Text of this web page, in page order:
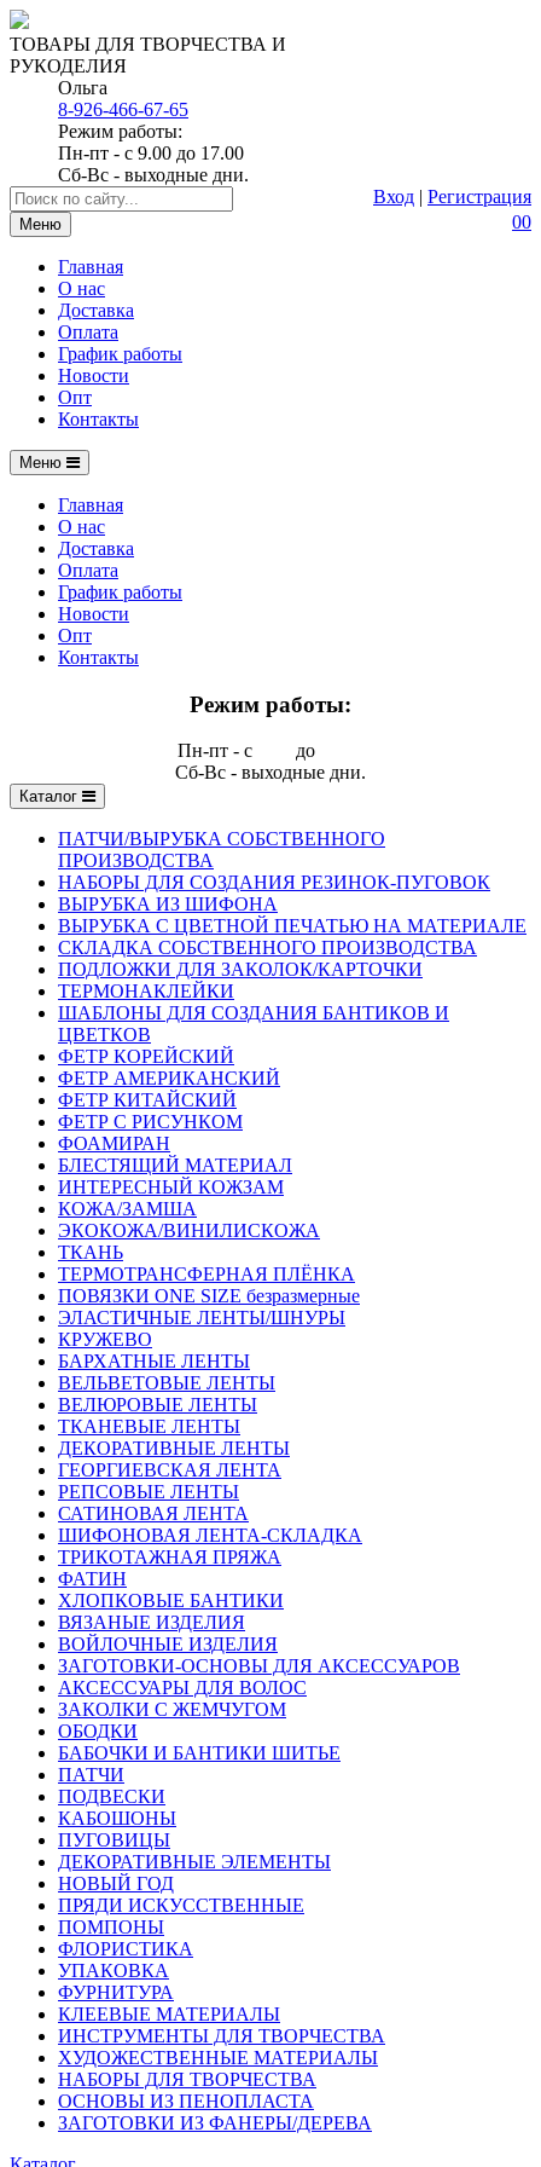
ТОВАРЫ ДЛЯ ТВОРЧЕСТВА И
РУКОДЕЛИЯ
Ольга
8-926-466-67-65
Режим работы:
Пн-пт - с 9.00 до 17.00
Сб-Вс - выходные дни.
Вход | Регистрация
0
0
Меню
Главная
О нас
Доставка
Оплата
График работы
Новости
Опт
Контакты
Меню
Главная
О нас
Доставка
Оплата
График работы
Новости
Опт
Контакты
Режим работы:
Пн-пт - с до
Сб-Вс - выходные дни.
Каталог
ПАТЧИ/ВЫРУБКА СОБСТВЕННОГО
ПРОИЗВОДСТВА
НАБОРЫ ДЛЯ СОЗДАНИЯ РЕЗИНОК-ПУГОВОК
ВЫРУБКА ИЗ ШИФОНА
ВЫРУБКА С ЦВЕТНОЙ ПЕЧАТЬЮ НА МАТЕРИАЛЕ
СКЛАДКА СОБСТВЕННОГО ПРОИЗВОДСТВА
ПОДЛОЖКИ ДЛЯ ЗАКОЛОК/КАРТОЧКИ
ТЕРМОНАКЛЕЙКИ
ШАБЛОНЫ ДЛЯ СОЗДАНИЯ БАНТИКОВ И
ЦВЕТКОВ
ФЕТР КОРЕЙСКИЙ
ФЕТР АМЕРИКАНСКИЙ
ФЕТР КИТАЙСКИЙ
ФЕТР С РИСУНКОМ
ФОАМИРАН
БЛЕСТЯЩИЙ МАТЕРИАЛ
ИНТЕРЕСНЫЙ КОЖЗАМ
КОЖА/ЗАМША
ЭКОКОЖА/ВИНИЛИСКОЖА
ТКАНЬ
ТЕРМОТРАНСФЕРНАЯ ПЛЁНКА
ПОВЯЗКИ ONE SIZE безразмерные
ЭЛАСТИЧНЫЕ ЛЕНТЫ/ШНУРЫ
КРУЖЕВО
БАРХАТНЫЕ ЛЕНТЫ
ВЕЛЬВЕТОВЫЕ ЛЕНТЫ
ВЕЛЮРОВЫЕ ЛЕНТЫ
ТКАНЕВЫЕ ЛЕНТЫ
ДЕКОРАТИВНЫЕ ЛЕНТЫ
ГЕОРГИЕВСКАЯ ЛЕНТА
РЕПСОВЫЕ ЛЕНТЫ
САТИНОВАЯ ЛЕНТА
ШИФОНОВАЯ ЛЕНТА-СКЛАДКА
ТРИКОТАЖНАЯ ПРЯЖА
ФАТИН
ХЛОПКОВЫЕ БАНТИКИ
ВЯЗАНЫЕ ИЗДЕЛИЯ
ВОЙЛОЧНЫЕ ИЗДЕЛИЯ
ЗАГОТОВКИ-ОСНОВЫ ДЛЯ АКСЕССУАРОВ
АКСЕССУАРЫ ДЛЯ ВОЛОС
ЗАКОЛКИ С ЖЕМЧУГОМ
ОБОДКИ
БАБОЧКИ И БАНТИКИ ШИТЬЕ
ПАТЧИ
ПОДВЕСКИ
КАБОШОНЫ
ПУГОВИЦЫ
ДЕКОРАТИВНЫЕ ЭЛЕМЕНТЫ
НОВЫЙ ГОД
ПРЯДИ ИСКУССТВЕННЫЕ
ПОМПОНЫ
ФЛОРИСТИКА
УПАКОВКА
ФУРНИТУРА
КЛЕЕВЫЕ МАТЕРИАЛЫ
ИНСТРУМЕНТЫ ДЛЯ ТВОРЧЕСТВА
ХУДОЖЕСТВЕННЫЕ МАТЕРИАЛЫ
НАБОРЫ ДЛЯ ТВОРЧЕСТВА
ОСНОВЫ ИЗ ПЕНОПЛАСТА
ЗАГОТОВКИ ИЗ ФАНЕРЫ/ДЕРЕВА